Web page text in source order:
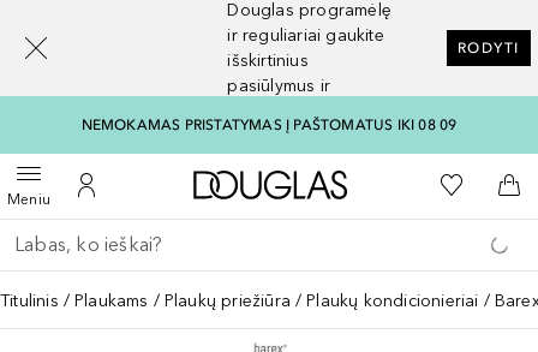
Douglas programėlę
ir reguliariai gaukite
išskirtinius
pasiūlymus ir
RODYTI
NEMOKAMAS PRISTATYMAS Į PAŠTOMATUS IKI 08 09
MeniuAtidaryti meniuĮ mano paskyrą
Į Douglas pagrindinį
Į mano
Į
Grįžk atgal
Vykdykite paiešką
Titulinis Plaukams Plaukų priežiūra Plaukų kondicionieriai
[navigation.slideout.screenreader]